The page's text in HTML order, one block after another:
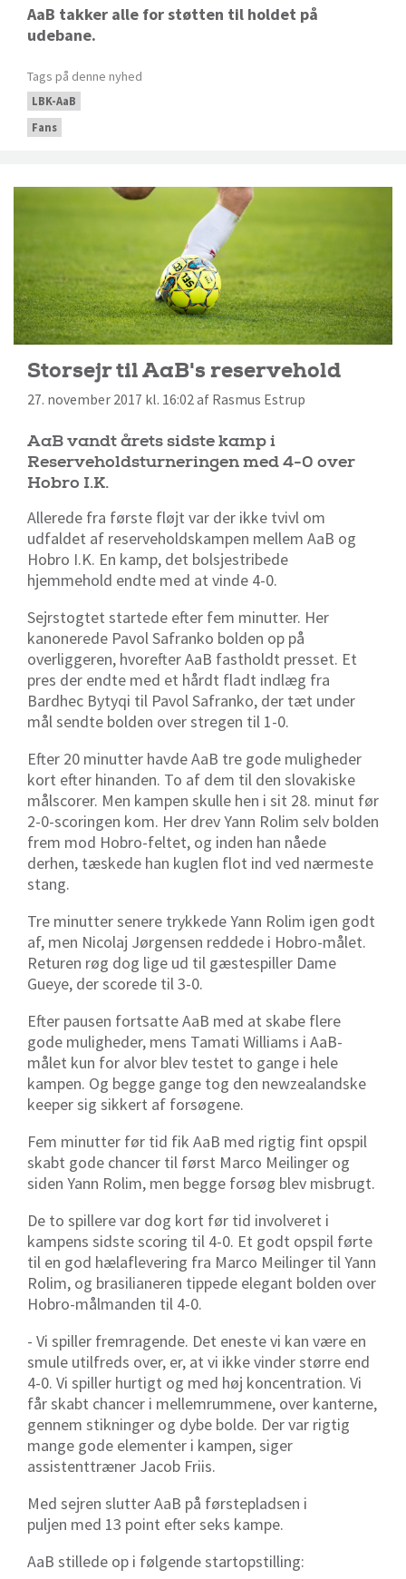
AaB takker alle for støtten til holdet på
udebane.
Tags på denne nyhed
LBK-AaB
Fans
Storsejr til AaB's reservehold
27. november 2017 kl. 16:02 af Rasmus Estrup
AaB vandt årets sidste kamp i
Reserveholdsturneringen med 4-0 over
Hobro I.K.
Allerede fra første fløjt var der ikke tvivl om
udfaldet af reserveholdskampen mellem AaB og
Hobro I.K. En kamp, det bolsjestribede
hjemmehold endte med at vinde 4-0.
Sejrstogtet startede efter fem minutter. Her
kanonerede Pavol Safranko bolden op på
overliggeren, hvorefter AaB fastholdt presset. Et
pres der endte med et hårdt fladt indlæg fra
Bardhec Bytyqi til Pavol Safranko, der tæt under
mål sendte bolden over stregen til 1-0.
Efter 20 minutter havde AaB tre gode muligheder
kort efter hinanden. To af dem til den slovakiske
målscorer. Men kampen skulle hen i sit 28. minut før
2-0-scoringen kom. Her drev Yann Rolim selv bolden
frem mod Hobro-feltet, og inden han nåede
derhen, tæskede han kuglen flot ind ved nærmeste
stang.
Tre minutter senere trykkede Yann Rolim igen godt
af, men Nicolaj Jørgensen reddede i Hobro-målet.
Returen røg dog lige ud til gæstespiller Dame
Gueye, der scorede til 3-0.
Efter pausen fortsatte AaB med at skabe flere
gode muligheder, mens Tamati Williams i AaB-
målet kun for alvor blev testet to gange i hele
kampen. Og begge gange tog den newzealandske
keeper sig sikkert af forsøgene.
Fem minutter før tid fik AaB med rigtig fint opspil
skabt gode chancer til først Marco Meilinger og
siden Yann Rolim, men begge forsøg blev misbrugt.
De to spillere var dog kort før tid involveret i
kampens sidste scoring til 4-0. Et godt opspil førte
til en god hælaflevering fra Marco Meilinger til Yann
Rolim, og brasilianeren tippede elegant bolden over
Hobro-målmanden til 4-0.
- Vi spiller fremragende. Det eneste vi kan være en
smule utilfreds over, er, at vi ikke vinder større end
4-0. Vi spiller hurtigt og med høj koncentration. Vi
får skabt chancer i mellemrummene, over kanterne,
gennem stikninger og dybe bolde. Der var rigtig
mange gode elementer i kampen, siger
assistenttræner Jacob Friis.
Med sejren slutter AaB på førstepladsen i
puljen med 13 point efter seks kampe.
AaB stillede op i følgende startopstilling: